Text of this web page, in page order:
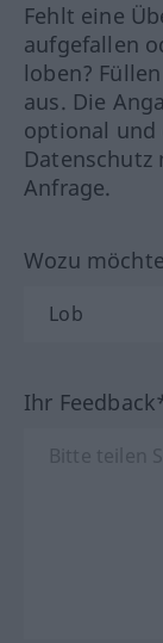
Fehlt eine
aufgefallen
loben?
aus. Die
optional und
Anfrage.
Wozu
Ihr